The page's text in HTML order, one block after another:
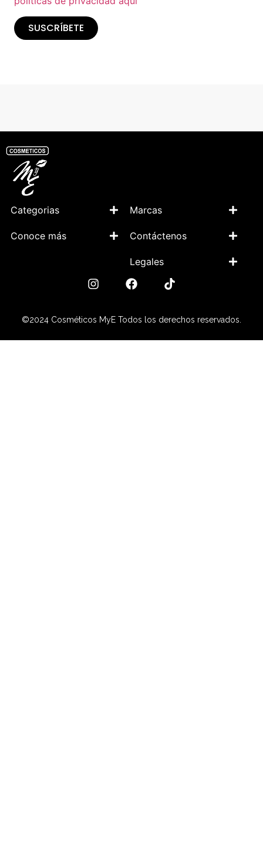
SUSCRÍBETE
Categorias
Conoce más
Marcas
Contáctenos
Legales
©2024 Cosméticos MyE Todos los derechos reservados.